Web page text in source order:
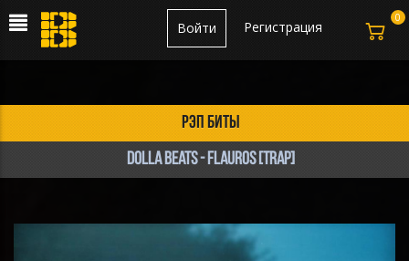
Регистрация
Войти
рэп биты
Dolla Beats - FLAUROS [TRAP]
0